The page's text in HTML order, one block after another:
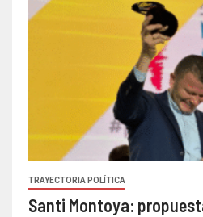
TRAYECTORIA POLÍTICA
Santi Montoya: